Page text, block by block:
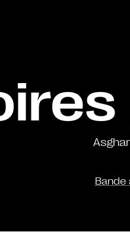
Bande